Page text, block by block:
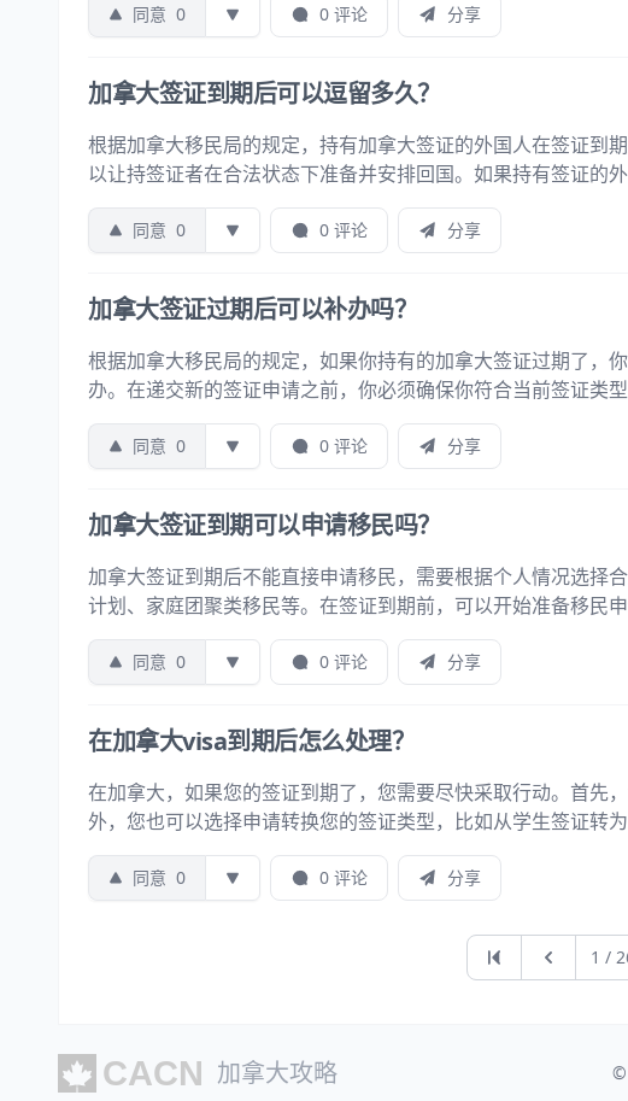
同意 0 0 评论 分享
加拿大签证到期后可以逗留多久？
根据加拿大移民局的规定，持有加拿大签证的外国人在签证到
以让持签证者在合法状态下准备并安排回国。如果持有签证的
同意 0 0 评论 分享
加拿大签证过期后可以补办吗？
根据加拿大移民局的规定，如果你持有的加拿大签证过期了，
办。在递交新的签证申请之前，你必须确保你符合当前签证类
同意 0 0 评论 分享
加拿大签证到期可以申请移民吗？
加拿大签证到期后不能直接申请移民，需要根据个人情况选择
计划、家庭团聚类移民等。在签证到期前，可以开始准备移民
同意 0 0 评论 分享
在加拿大visa到期后怎么处理？
在加拿大，如果您的签证到期了，您需要尽快采取行动。首先
外，您也可以选择申请转换您的签证类型，比如从学生签证转
同意 0 0 评论 分享
第一页 上一页 1 /
加拿大攻略 ©